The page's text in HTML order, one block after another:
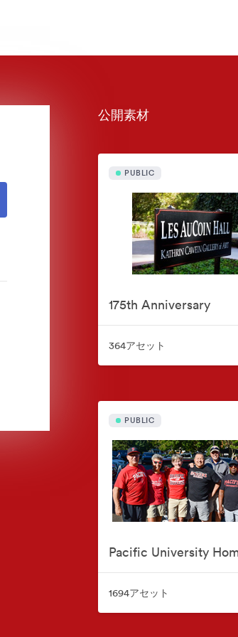
公開素材
PUBLIC
175th Anniversary
364アセット
PUBLIC
1694アセット